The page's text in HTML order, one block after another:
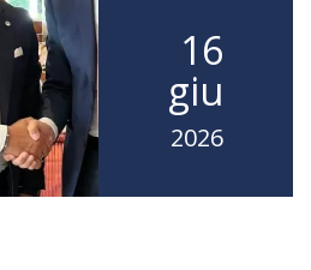
16
giu
2026